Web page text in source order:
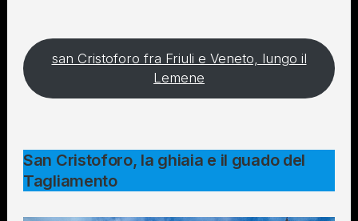
san Cristoforo fra Friuli e Veneto, lungo il
Lemene
San Cristoforo, la ghiaia e il guado del
Tagliamento